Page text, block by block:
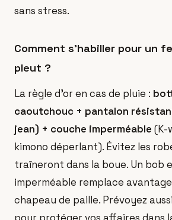
sans stress.
Comment s'habiller pour un
pleut ?
La règle d'or en cas de pluie :
caoutchouc + pantalon
jean) + couche imperméable (K-
kimono déperlant). Évitez les
traîneront dans la boue. Un bob
imperméable remplace
chapeau de paille. Prévoyez